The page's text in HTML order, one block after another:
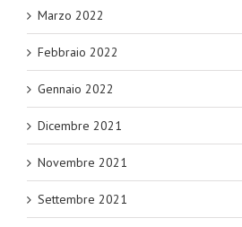
Marzo 2022
Febbraio 2022
Gennaio 2022
Dicembre 2021
Novembre 2021
Settembre 2021